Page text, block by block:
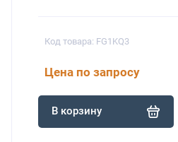
Код товара: FG1KQ3
Цена по запросу
В корзину